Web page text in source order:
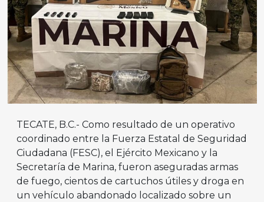
TECATE, B.C.- Como resultado de un operativo
coordinado entre la Fuerza Estatal de Seguridad
Ciudadana (FESC), el Ejército Mexicano y la
Secretaría de Marina, fueron aseguradas armas
de fuego, cientos de cartuchos útiles y droga en
un vehículo abandonado localizado sobre un